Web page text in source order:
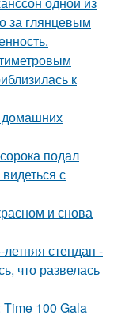
за глянцевым
к
домашних
подал
с
и снова
стендап -
что развелась
100 Gala